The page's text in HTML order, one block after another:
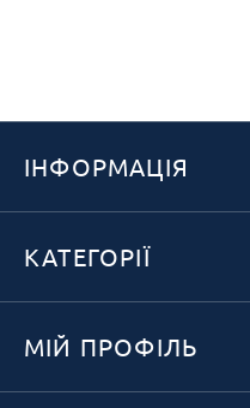
ІНФОРМАЦІЯ
КАТЕГОРІЇ
МІЙ ПРОФІЛЬ